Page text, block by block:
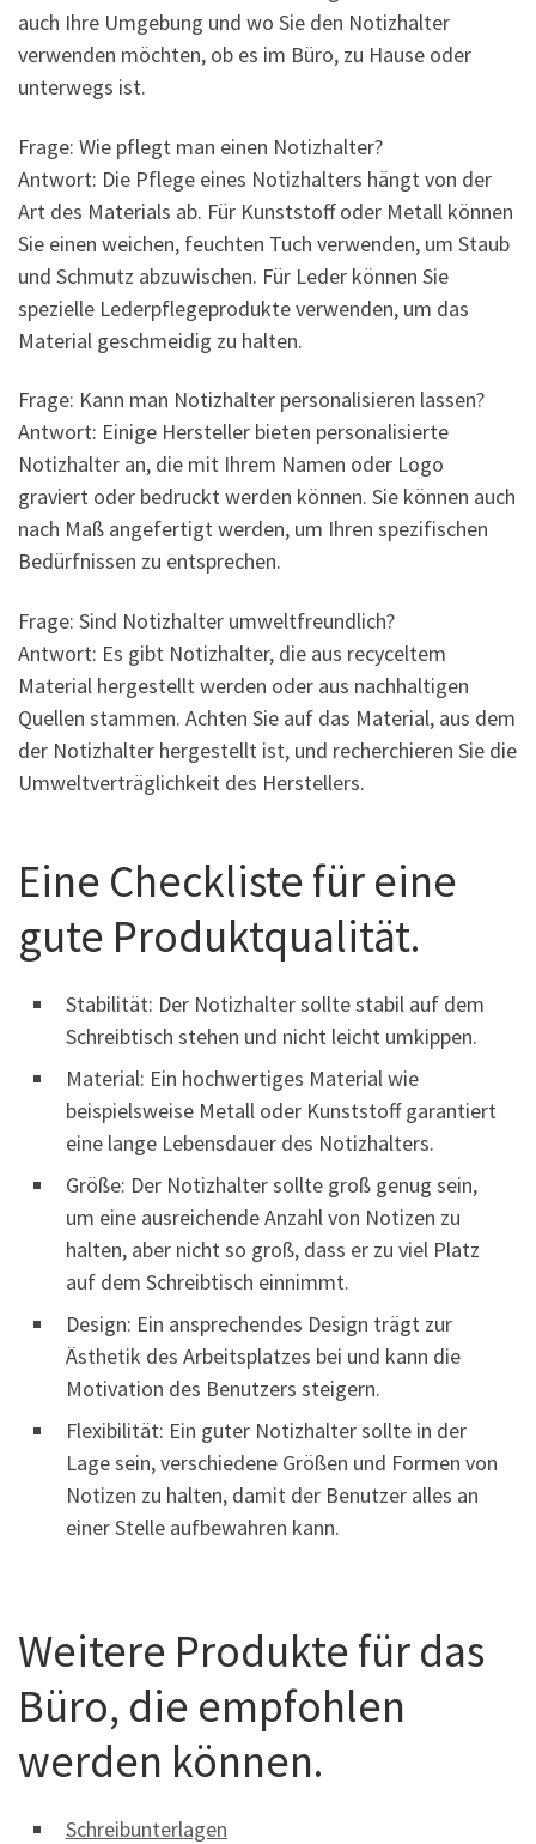
auch Ihre Umgebung und wo Sie den Notizhalter
verwenden möchten, ob es im Büro, zu Hause oder
unterwegs ist.
Frage: Wie pflegt man einen Notizhalter?
Antwort: Die Pflege eines Notizhalters hängt von der
Art des Materials ab. Für Kunststoff oder Metall können
Sie einen weichen, feuchten Tuch verwenden, um Staub
und Schmutz abzuwischen. Für Leder können Sie
spezielle Lederpflegeprodukte verwenden, um das
Material geschmeidig zu halten.
Frage: Kann man Notizhalter personalisieren lassen?
Antwort: Einige Hersteller bieten personalisierte
Notizhalter an, die mit Ihrem Namen oder Logo
graviert oder bedruckt werden können. Sie können auch
nach Maß angefertigt werden, um Ihren spezifischen
Bedürfnissen zu entsprechen.
Frage: Sind Notizhalter umweltfreundlich?
Antwort: Es gibt Notizhalter, die aus recyceltem
Material hergestellt werden oder aus nachhaltigen
Quellen stammen. Achten Sie auf das Material, aus dem
der Notizhalter hergestellt ist, und recherchieren Sie die
Umweltverträglichkeit des Herstellers.
Eine Checkliste für eine
gute Produktqualität.
Stabilität: Der Notizhalter sollte stabil auf dem
Schreibtisch stehen und nicht leicht umkippen.
Material: Ein hochwertiges Material wie
beispielsweise Metall oder Kunststoff garantiert
eine lange Lebensdauer des Notizhalters.
Größe: Der Notizhalter sollte groß genug sein,
um eine ausreichende Anzahl von Notizen zu
halten, aber nicht so groß, dass er zu viel Platz
auf dem Schreibtisch einnimmt.
Design: Ein ansprechendes Design trägt zur
Ästhetik des Arbeitsplatzes bei und kann die
Motivation des Benutzers steigern.
Flexibilität: Ein guter Notizhalter sollte in der
Lage sein, verschiedene Größen und Formen von
Notizen zu halten, damit der Benutzer alles an
einer Stelle aufbewahren kann.
Weitere Produkte für das
Büro, die empfohlen
werden können.
Schreibunterlagen